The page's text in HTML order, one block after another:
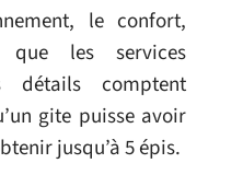
le confort,
que les services
détails comptent
gite puisse avoir
jusqu’à 5 épis.